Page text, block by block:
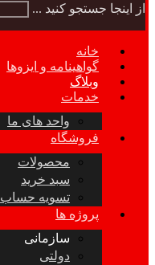
از اینجا جستجو کنید ...
خانه
گواهینامه و ایزوها
وبلاگ
خدمات
واحد های ما
فروشگاه
محصولات
سبد خرید
تسویه حساب
پروژه ها
سازمانی
دولتی